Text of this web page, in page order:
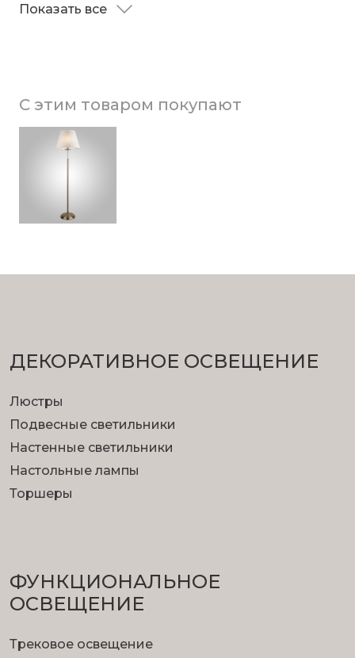
Показать все
С этим товаром покупают
ДЕКОРАТИВНОЕ ОСВЕЩЕНИЕ
Люстры
Подвесные светильники
Настенные светильники
Настольные лампы
Торшеры
ФУНКЦИОНА­ЛЬНОЕ
ОСВЕЩЕНИЕ
Трековое освещение